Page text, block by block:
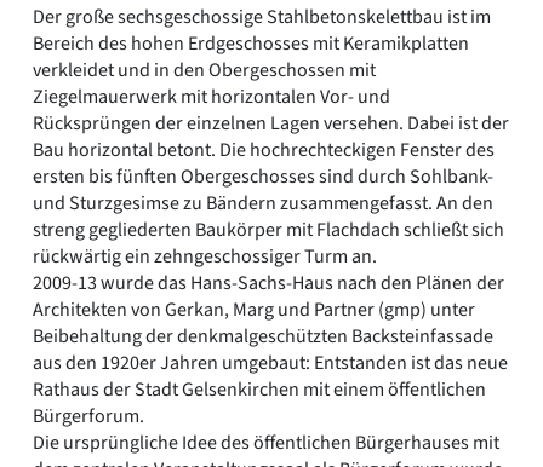
Der große sechsgeschossige Stahlbetonskelettbau ist im
Bereich des hohen Erdgeschosses mit Keramikplatten
verkleidet und in den Obergeschossen mit
Ziegelmauerwerk mit horizontalen Vor- und
Rücksprüngen der einzelnen Lagen versehen. Dabei ist der
Bau horizontal betont. Die hochrechteckigen Fenster des
ersten bis fünften Obergeschosses sind durch Sohlbank-
und Sturzgesimse zu Bändern zusammengefasst. An den
streng gegliederten Baukörper mit Flachdach schließt sich
rückwärtig ein zehngeschossiger Turm an.
2009-13 wurde das Hans-Sachs-Haus nach den Plänen der
Architekten von Gerkan, Marg und Partner (gmp) unter
Beibehaltung der denkmalgeschützten Backsteinfassade
aus den 1920er Jahren umgebaut: Entstanden ist das neue
Rathaus der Stadt Gelsenkirchen mit einem öffentlichen
Bürgerforum.
Die ursprüngliche Idee des öffentlichen Bürgerhauses mit